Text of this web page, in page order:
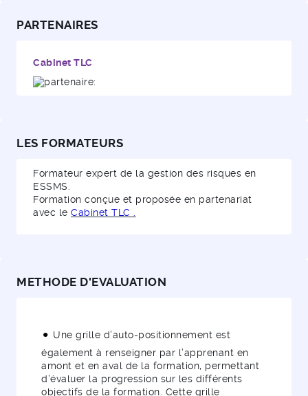
PARTENAIRES
Cabinet TLC
LES FORMATEURS
Formateur expert de la gestion des risques en
ESSMS.
Formation conçue et proposée en partenariat
avec le Cabinet TLC
METHODE D'EVALUATION
Une grille d’auto-positionnement est
également à renseigner par l’apprenant en
amont et en aval de la formation, permettant
d’évaluer la progression sur les différents
objectifs de la formation. Cette grille